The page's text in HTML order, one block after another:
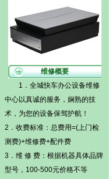
维修概要
1．全城快车办公设备维修
中心以真诚的服务，娴熟的技
术，为您的设备保驾护航！
2．收费标准：总费用=(上门检
测费)+维修费+配件费
3．维 修 费：根据机器具体品牌
型号，100-500元价格不等